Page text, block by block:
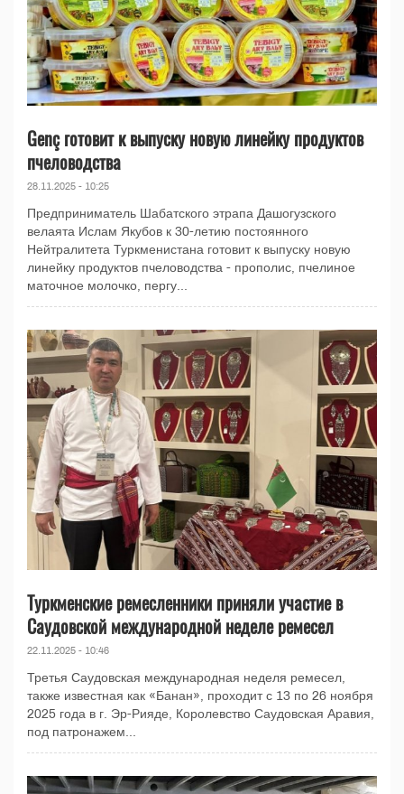
Genç готовит к выпуску новую линейку продуктов
пчеловодства
28.11.2025 - 10:25
Предприниматель Шабатского этрапа Дашогузского
велаята Ислам Якубов к 30-летию постоянного
Нейтралитета Туркменистана готовит к выпуску новую
линейку продуктов пчеловодства - прополис, пчелиное
маточное молочко, пергу...
Туркменские ремесленники приняли участие в
Саудовской международной неделе ремесел
22.11.2025 - 10:46
Третья Саудовская международная неделя ремесел,
также известная как «Банан», проходит с 13 по 26 ноября
2025 года в г. Эр-Рияде, Королевство Саудовская Аравия,
под патронажем...